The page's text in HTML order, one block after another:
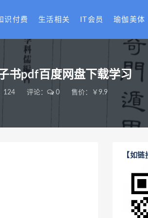
识付费 生活相关 IT会员 瑜伽美体
书pdf百度网盘下载学习
124 评论： 0 售价：￥9.9
【如